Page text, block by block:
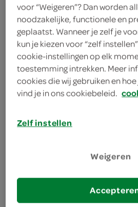
kwaliteit is het beste recept
Snel en gemakkelijk te bereiden
Alleen melk toevoegen
Heerlijke aardbeismaak
Instant puddingpoeder met
voor “Weigeren”? Dan worden
noodzakelijke, functionele en
geplaatst. Wanneer je zelf je
kun je kiezen voor “zelf
cookie-instellingen op elk
toestemming intrekken. Meer
cookies die wij gebruiken en
vind je in ons cookiebeleid.
Zelf instellen
Weigeren